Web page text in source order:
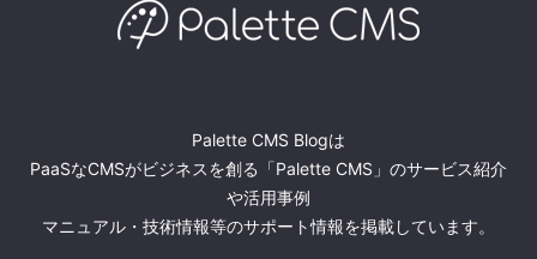
Palette CMS Blogは
PaaSなCMSがビジネスを創る「Palette CMS」のサービス紹介
や活用事例
マニュアル・技術情報等のサポート情報を掲載しています。